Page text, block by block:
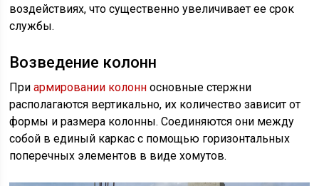
воздействиях, что существенно увеличивает ее срок
службы.
Возведение колонн
Приармировании колонн основные стержни
располагаются вертикально, их количество зависит от
формы и размера колонны. Соединяются они между
собой в единый каркас с помощью горизонтальных
поперечных элементов в виде хомутов.